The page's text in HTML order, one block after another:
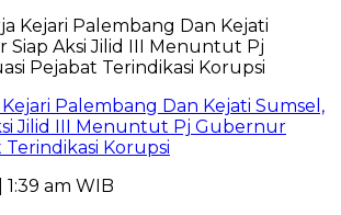
Kejari Palembang Dan Kejati Sumsel,
Jilid III Menuntut Pj Gubernur
Terindikasi Korupsi
1:39 am WIB